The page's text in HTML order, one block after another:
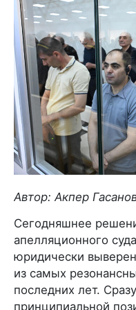
Автор: Акпер
Сегодняшнее
апелляционного
юридически
из самых
последних лет.
принципиальной